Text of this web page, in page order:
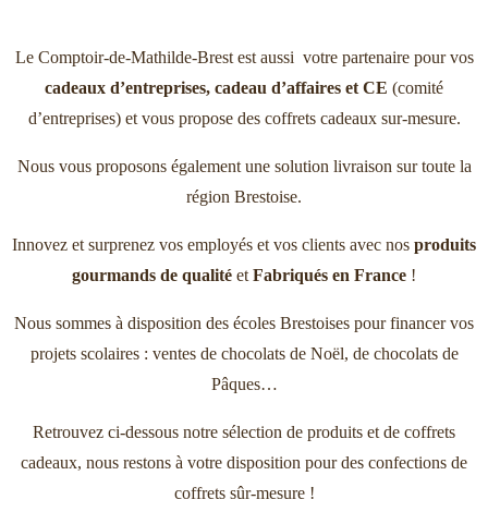
Le Comptoir-de-Mathilde-Brest est aussi votre partenaire pour vos
cadeaux d’entreprises, cadeau d’affaires et CE (comité
d’entreprises) et vous propose des coffrets cadeaux sur-mesure.
Nous vous proposons également une solution livraison sur toute la
région Brestoise.
Innovez et surprenez vos employés et vos clients avec nos produits
gourmands de qualité et Fabriqués en France !
Nous sommes à disposition des écoles Brestoises pour financer vos
projets scolaires : ventes de chocolats de Noël, de chocolats de
Pâques…
Retrouvez ci-dessous notre sélection de produits et de coffrets
cadeaux, nous restons à votre disposition pour des confections de
coffrets sûr-mesure !